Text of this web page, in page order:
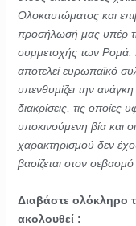
Ολοκαυτώματος και
προσήλωσή μας υπέρ
συμμετοχής των
αποτελεί ευρωπαϊκό
υπενθυμίζει την
διακρίσεις, τις οποίες
υποκινούμενη βία και
χαρακτηρισμού δεν
βασίζεται στον
Διαβάστε ολόκληρο
ακολουθεί :